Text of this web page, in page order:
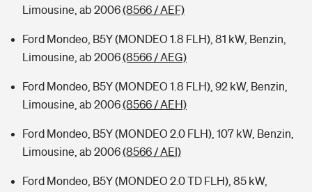
Limousine, ab 2006(8566 / AEF)
Ford Mondeo, B5Y (MONDEO 1.8 FLH), 81 kW, Benzin,
Limousine, ab 2006(8566 / AEG)
Ford Mondeo, B5Y (MONDEO 1.8 FLH), 92 kW, Benzin,
Limousine, ab 2006(8566 / AEH)
Ford Mondeo, B5Y (MONDEO 2.0 FLH), 107 kW, Benzin,
Limousine, ab 2006(8566 / AEI)
Ford Mondeo, B5Y (MONDEO 2.0 TD FLH), 85 kW,